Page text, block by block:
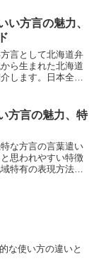
その栃木県独特の
木弁に...
い方言の魅力、
言として北海道弁
ら生まれた北海道
します。日本全国
海道には、その広
彩な...
方言の魅力、特
な方言の言葉遣い
思われやすい特徴
特有の表現方法
な使い方の違いと